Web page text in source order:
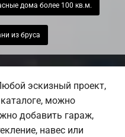
дома более 100 кв.м.
из бруса
эскизный проект,
можно
добавить гараж,
навес или